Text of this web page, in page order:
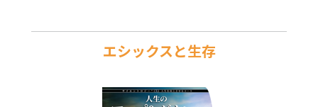
エシックスと生存